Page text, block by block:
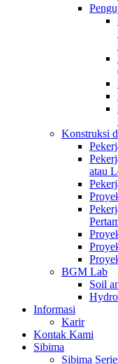
Konstruksi
atau
BGM Lab
Soil
Informasi
Karir
Kontak Kami
Sibima
Sibima